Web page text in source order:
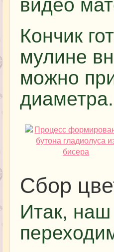
видео
Кончик
мулине
можно
Сбор
Итак, наш